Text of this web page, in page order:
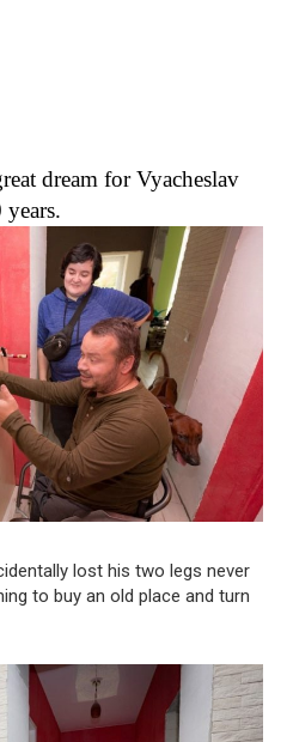
dream for Vyacheslav
lost his two legs never
to buy an old place and turn